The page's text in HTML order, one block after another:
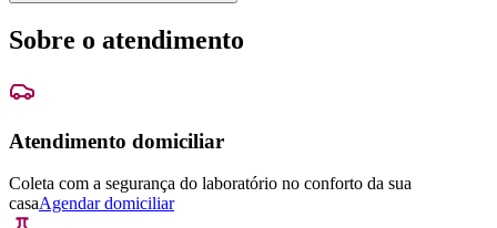
Sobre o atendimento
Atendimento domiciliar
Coleta com a segurança do laboratório no conforto da sua
casaAgendar domiciliar